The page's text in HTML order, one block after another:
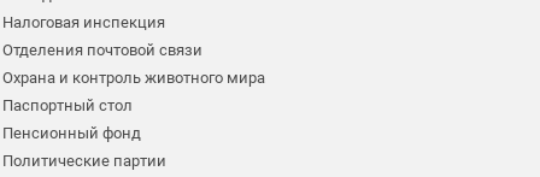
Налоговая инспекция
Отделения почтовой связи
Охрана и контроль животного мира
Паспортный стол
Пенсионный фонд
Политические партии